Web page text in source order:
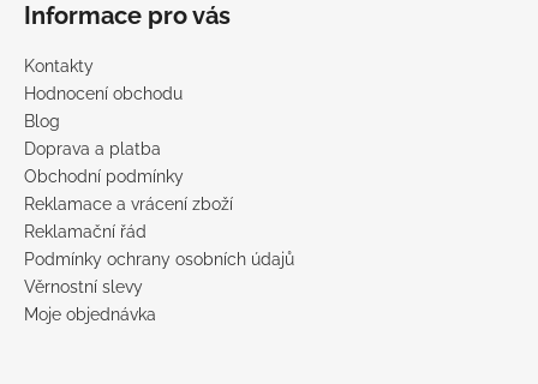
Informace pro vás
Kontakty
Hodnocení obchodu
Blog
Doprava a platba
Obchodní podmínky
Reklamace a vrácení zboží
Reklamační řád
Podmínky ochrany osobních údajů
Věrnostní slevy
Moje objednávka